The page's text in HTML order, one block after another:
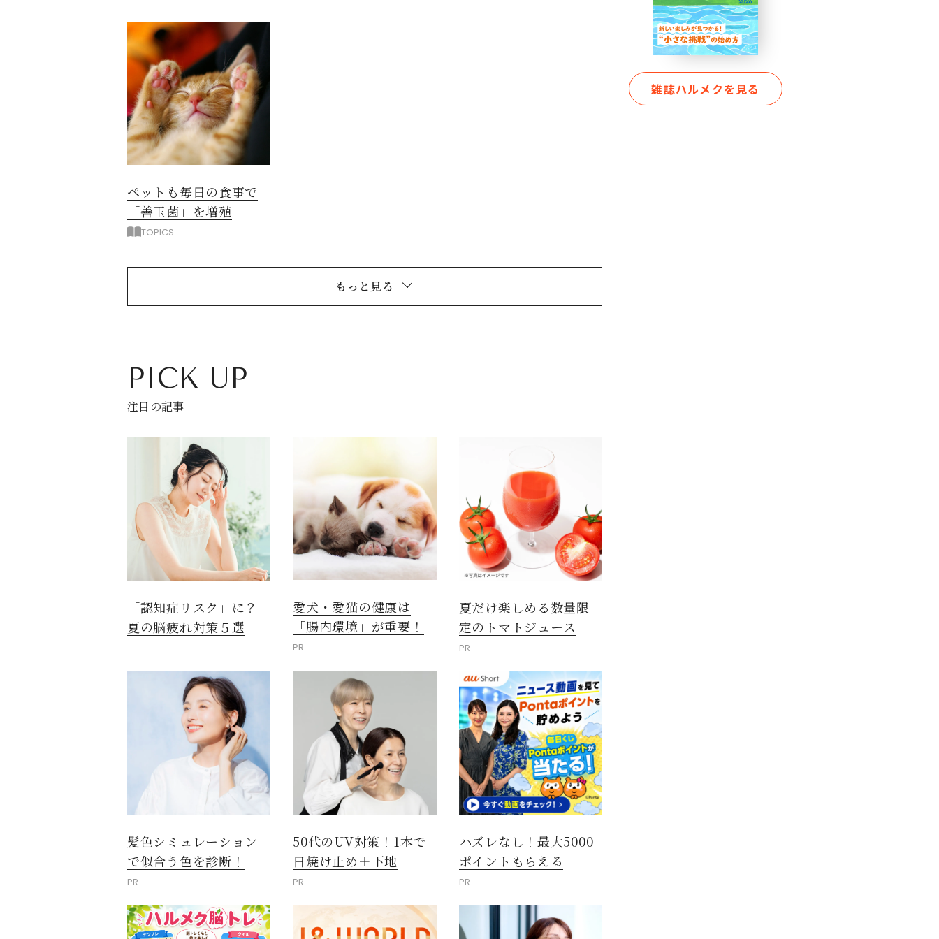
ペットも毎日の食事で
「善玉菌」を増殖
TOPICS
もっと見る
PICK UP
注目の記事
「認知症リスク」に？
夏の脳疲れ対策５選
愛犬・愛猫の健康は
「腸内環境」が重要！
PR
夏だけ楽しめる数量限
定のトマトジュース
PR
髪色シミュレーション
で似合う色を診断！
PR
50代のUV対策！1本で
日焼け止め＋下地
PR
ハズレなし！最大5000
ポイントもらえる
PR
雑誌ハルメクを見る